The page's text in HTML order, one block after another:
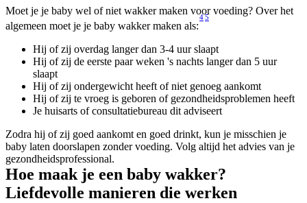
Moet je je baby wel of niet wakker maken voor voeding? Over het
algemeen moet je je baby wakker maken als:
45
Hij of zij overdag langer dan 3-4 uur slaapt
Hij of zij de eerste paar weken 's nachts langer dan 5 uur
slaapt
Hij of zij ondergewicht heeft of niet genoeg aankomt
Hij of zij te vroeg is geboren of gezondheidsproblemen heeft
Je huisarts of consultatiebureau dit adviseert
Zodra hij of zij goed aankomt en goed drinkt, kun je misschien je
baby laten doorslapen zonder voeding. Volg altijd het advies van je
gezondheidsprofessional.
Hoe maak je een baby wakker?
Liefdevolle manieren die werken